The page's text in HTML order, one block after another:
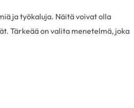
ja työkaluja. Näitä voivat olla
Tärkeää on valita menetelmä, joka